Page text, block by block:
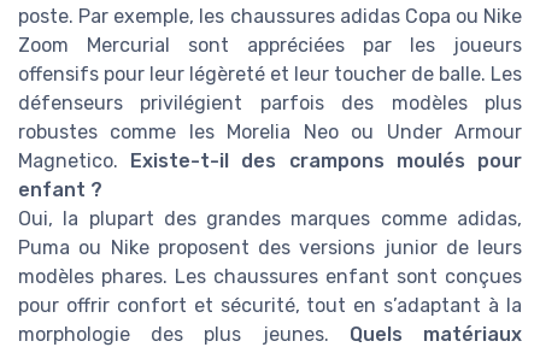
poste. Par exemple, les chaussures adidas Copa ou Nike
Zoom Mercurial sont appréciées par les joueurs
offensifs pour leur légèreté et leur toucher de balle. Les
défenseurs privilégient parfois des modèles plus
robustes comme les Morelia Neo ou Under Armour
Magnetico. Existe-t-il des crampons moulés pour
enfant ?
Oui, la plupart des grandes marques comme adidas,
Puma ou Nike proposent des versions junior de leurs
modèles phares. Les chaussures enfant sont conçues
pour offrir confort et sécurité, tout en s’adaptant à la
morphologie des plus jeunes. Quels matériaux